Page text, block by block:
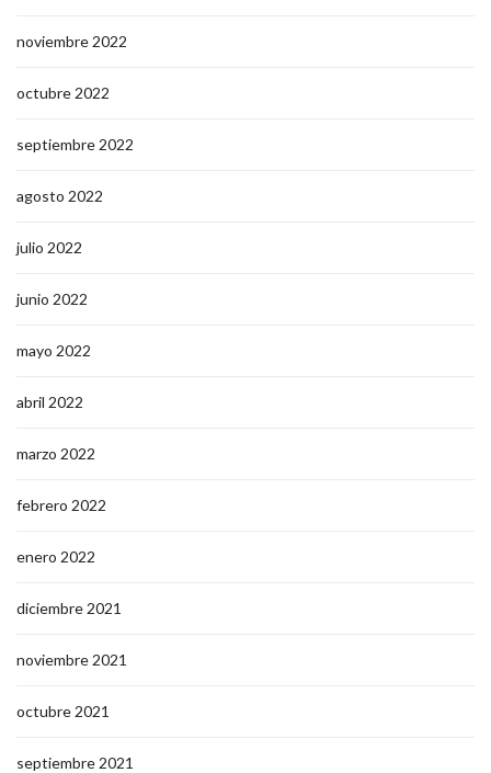
noviembre 2022
octubre 2022
septiembre 2022
agosto 2022
julio 2022
junio 2022
mayo 2022
abril 2022
marzo 2022
febrero 2022
enero 2022
diciembre 2021
noviembre 2021
octubre 2021
septiembre 2021